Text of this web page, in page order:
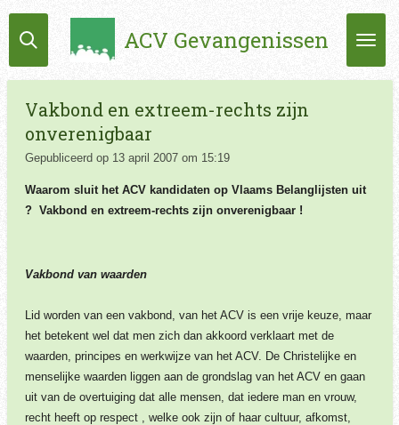
Ga
direct
de
hoofdinhoud
ACV Gevangenissen
Vakbond en extreem-rechts zijn
onverenigbaar
Gepubliceerd op 13 april 2007 om 15:19
Waarom sluit het ACV kandidaten op Vlaams Belanglijsten uit
? Vakbond en extreem-rechts zijn onverenigbaar !
Vakbond van waarden
Lid worden van een vakbond, van het ACV is een vrije keuze, maar
het betekent wel dat men zich dan akkoord verklaart met de
waarden, principes en werkwijze van het ACV. De Christelijke en
menselijke waarden liggen aan de grondslag van het ACV en gaan
uit van de overtuiging dat alle mensen, dat iedere man en vrouw,
recht heeft op respect , welke ook zijn of haar cultuur, afkomst,